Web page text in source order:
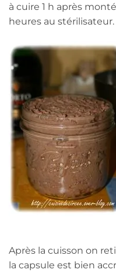
à cuire 1 h après
heures au stérilisateur.
Après la cuisson on
la capsule est bien